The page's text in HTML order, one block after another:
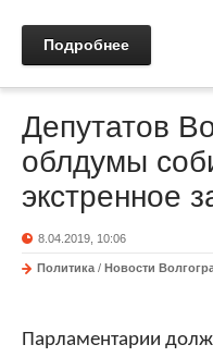
Подробнее
Депутатов
облдумы
экстренное
8.04.2019, 10:06
Политика / Новости
Парламентарии